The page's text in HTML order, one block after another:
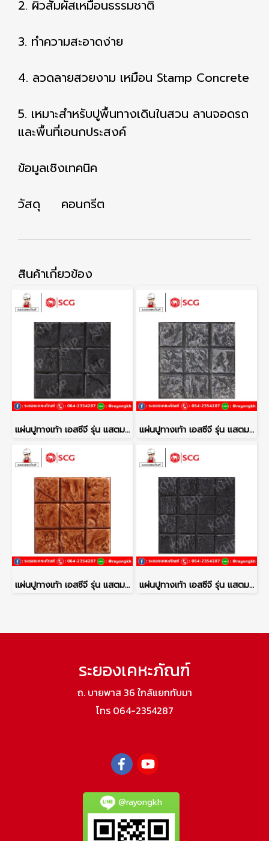
2. ผิวสัมผัสเหมือนธรรมชาติ
3. ทำความสะอาดง่าย
4. ลวดลายสวยงาม เหมือน Stamp Concrete
5. เหมาะสำหรับปูพื้นทางเดินในสวน ลานจอดรถ
และพื้นที่เอนกประสงค์
ข้อมูลเชิงเทคนิค
วัสดุ คอนกรีต
สินค้าเกี่ยวข้อง
แผ่นปูทางเท้า เอสซีจี รุ่น แสตมป์เพฟ ลายโคโม่ สีดำ แผ่นปูทางเท้า เอสซีจี รุ่น แสตมป์เพฟ ลายโคโม่ สีเทา
แผ่นปูทางเท้า เอสซีจี รุ่น แสตมป์เพฟ ลายโคโม่ สีส้ม แผ่นปูทางเท้า เอสซีจี รุ่น แสตมป์เพฟ ลายเนเปิ้ล สีดำ
ระยองเคหะภัณฑ์
ถ. บายพาส 36 ใกล้แยกทับมา
โทร 064-2354287
@rayongkh